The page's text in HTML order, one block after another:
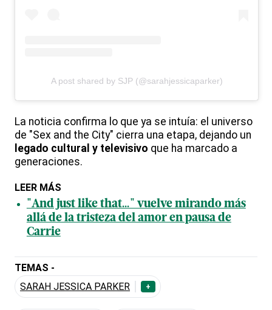
A post shared by SJP (@sarahjessicaparker)
La noticia confirma lo que ya se intuía: el universo
de "Sex and the City" cierra una etapa, dejando un
legado cultural y televisivo que ha marcado a
generaciones.
LEER MÁS
"And just like that..." vuelve mirando más
allá de la tristeza del amor en pausa de
Carrie
TEMAS -
SARAH JESSICA PARKER
+